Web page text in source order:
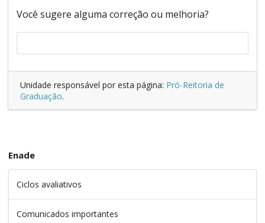
Você sugere alguma correção ou melhoria?
Unidade responsável por esta página: Pró-Reitoria de
Graduação.
Enade
Ciclos avaliativos
Comunicados importantes